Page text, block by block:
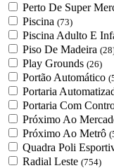
Perto De Super
Piscina (73)
Piscina Adulto E
Piso De Madeira
Play Grounds (26)
Portão Automático
Portaria
Portaria Com
Próximo Ao
Próximo Ao Metrô
Quadra Poli
Radial Leste (754)